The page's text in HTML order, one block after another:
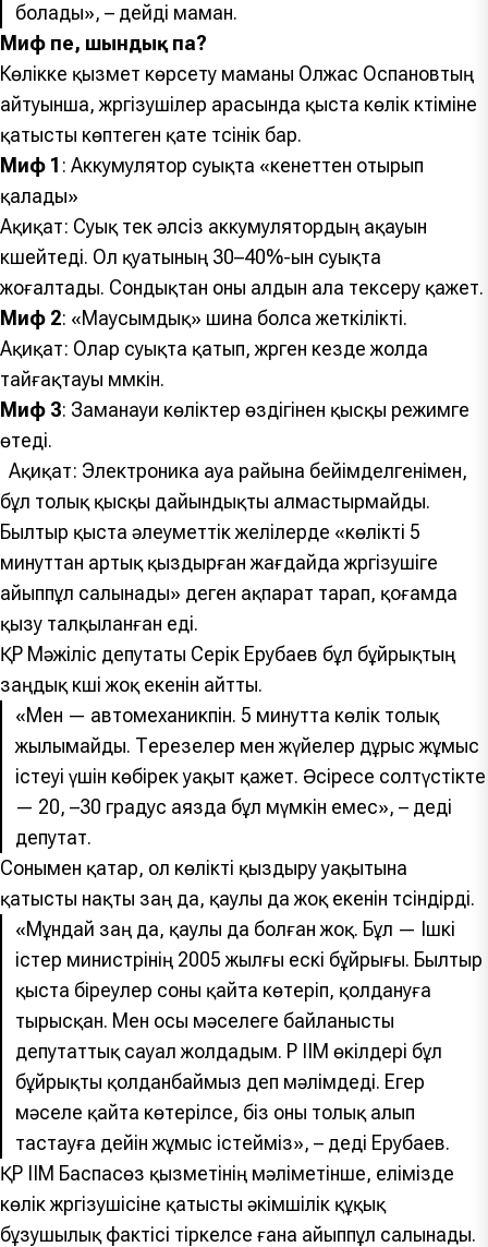
болады», – дейді маман.
Миф пе, шындық па?
Көлікке қызмет көрсету маманы Олжас Оспановтың
айтуынша, жүргізушілер арасында қыста көлік күтіміне
қатысты көптеген қате түсінік бар.
Миф 1 : Аккумулятор суықта «кенеттен отырып
қалады»
Ақиқат: Суық тек әлсіз аккумулятордың ақауын
күшейтеді. Ол қуатының 30–40%-ын суықта
жоғалтады. Сондықтан оны алдын ала тексеру қажет.
Миф 2: «Маусымдық» шина болса жеткілікті.
Ақиқат: Олар суықта қатып, жүрген кезде жолда
тайғақтауы мүмкін.
Миф 3: Заманауи көліктер өздігінен қысқы режимге
өтеді.
Ақиқат: Электроника ауа райына бейімделгенімен,
бұл толық қысқы дайындықты алмастырмайды.
Былтыр қыста әлеуметтік желілерде «көлікті 5
минуттан артық қыздырған жағдайда жүргізушіге
айыппұл салынады» деген ақпарат тарап, қоғамда
қызу талқыланған еді.
ҚР Мәжіліс депутаты Серік Ерубаев бұл бұйрықтың
заңдық күші жоқ екенін айтты.
«Мен — автомеханикпін. 5 минутта көлік толық
жылымайды. Терезелер мен жүйелер дұрыс жұмыс
істеуі үшін көбірек уақыт қажет. Әсіресе солтүстікте
— 20, –30 градус аязда бұл мүмкін емес», – деді
депутат.
Сонымен қатар, ол көлікті қыздыру уақытына
қатысты нақты заң да, қаулы да жоқ екенін түсіндірді.
«Мұндай заң да, қаулы да болған жоқ. Бұл — Ішкі
істер министрінің 2005 жылғы ескі бұйрығы. Былтыр
қыста біреулер соны қайта көтеріп, қолдануға
тырысқан. Мен осы мәселеге байланысты
депутаттық сауал жолдадым. ҚР ІІМ өкілдері бұл
бұйрықты қолданбаймыз деп мәлімдеді. Егер
мәселе қайта көтерілсе, біз оны толық алып
тастауға дейін жұмыс істейміз», – деді Ерубаев.
ҚР ІІМ Баспасөз қызметінің мәліметінше, елімізде
көлік жүргізушісіне қатысты әкімшілік құқық
бұзушылық фактісі тіркелсе ғана айыппұл салынады.